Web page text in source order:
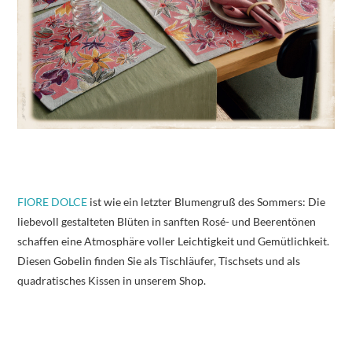
FIORE DOLCE ist wie ein letzter Blumengruß des Sommers: Die
liebevoll gestalteten Blüten in sanften Rosé- und Beerentönen
schaffen eine Atmosphäre voller Leichtigkeit und Gemütlichkeit.
Diesen Gobelin finden Sie als Tischläufer, Tischsets und als
quadratisches Kissen in unserem Shop.